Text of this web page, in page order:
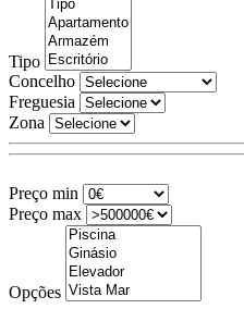
Tipo
Concelho
Freguesia
Zona
Preço min
Preço max
Opções